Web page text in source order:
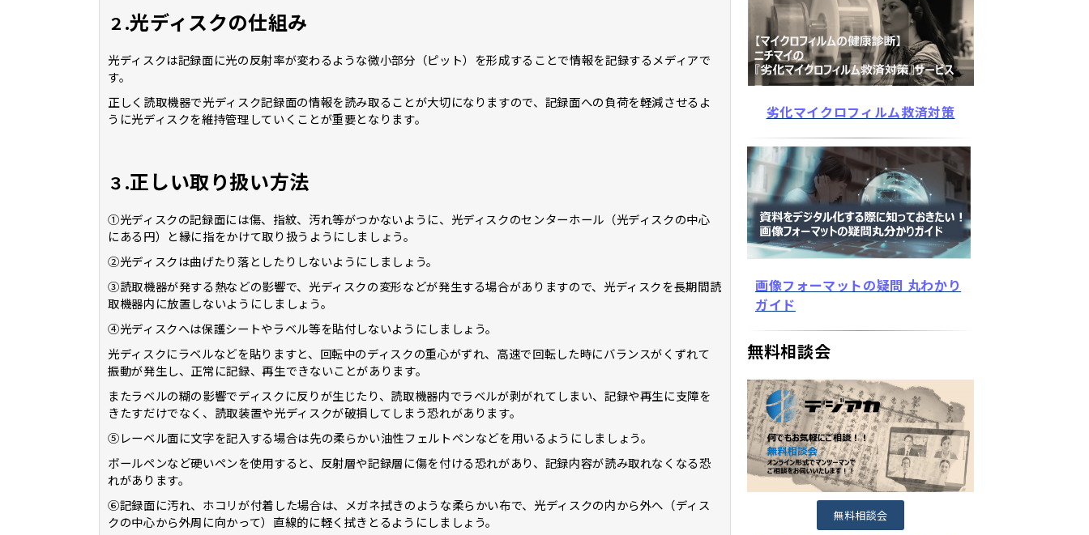
２.光ディスクの仕組み
光ディスクは記録面に光の反射率が変わるような微小部分（ピット）を形成することで情報を記録するメディアで
す。
正しく読取機器で光ディスク記録面の情報を読み取ることが大切になりますので、記録面への負荷を軽減させるよ
うに光ディスクを維持管理していくことが重要となります。
３.正しい取り扱い方法
①光ディスクの記録面には傷、指紋、汚れ等がつかないように、光ディスクのセンターホール（光ディスクの中心
にある円）と縁に指をかけて取り扱うようにしましょう。
②光ディスクは曲げたり落としたりしないようにしましょう。
③読取機器が発する熱などの影響で、光ディスクの変形などが発生する場合がありますので、光ディスクを長期間読
取機器内に放置しないようにしましょう。
④光ディスクへは保護シートやラベル等を貼付しないようにしましょう。
光ディスクにラベルなどを貼りますと、回転中のディスクの重心がずれ、高速で回転した時にバランスがくずれて
振動が発生し、正常に記録、再生できないことがあります。
またラベルの糊の影響でディスクに反りが生じたり、読取機器内でラベルが剥がれてしまい、記録や再生に支障を
きたすだけでなく、読取装置や光ディスクが破損してしまう恐れがあります。
⑤レーベル面に文字を記入する場合は先の柔らかい油性フェルトペンなどを用いるようにしましょう。
ボールペンなど硬いペンを使用すると、反射層や記録層に傷を付ける恐れがあり、記録内容が読み取れなくなる恐
れがあります。
⑥記録面に汚れ、ホコリが付着した場合は、メガネ拭きのような柔らかい布で、光ディスクの内から外へ（ディス
クの中心から外周に向かって）直線的に軽く拭きとるようにしましょう。
劣化マイクロフィルム救済対策
画像フォーマットの疑問 丸わかり
ガイド
無料相談会
無料相談会